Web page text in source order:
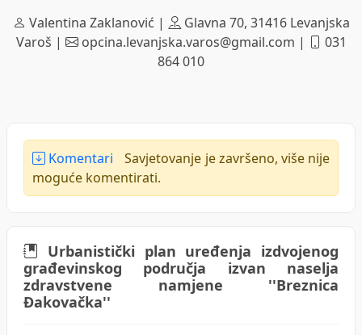
Valentina Zaklanović |
Glavna 70, 31416 Levanjska
Varoš |
opcina.levanjska.varos@gmail.com |
031
864 010
Komentari
Savjetovanje je završeno, više nije
moguće komentirati.
Urbanistički plan uređenja izdvojenog
građevinskog područja izvan naselja
zdravstvene namjene ''Breznica
Đakovačka''